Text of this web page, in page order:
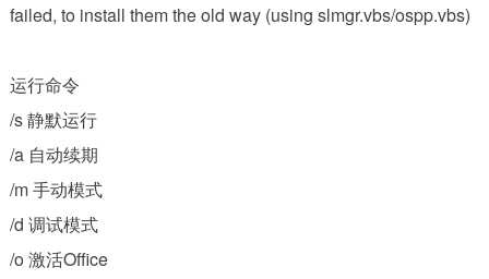
failed, to install them the old way (using slmgr.vbs/ospp.vbs)
运行命令
/s 静默运行
/a 自动续期
/m 手动模式
/d 调试模式
/o 激活Office